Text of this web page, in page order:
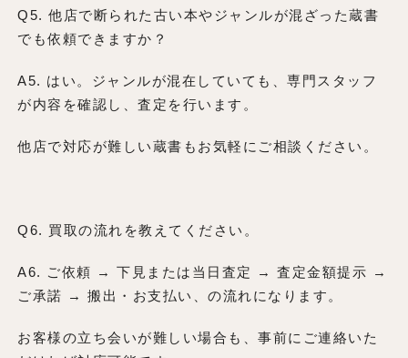
Q5. 他店で断られた古い本やジャンルが混ざった蔵書
でも依頼できますか？
A5. はい。ジャンルが混在していても、専門スタッフ
が内容を確認し、査定を行います。
他店で対応が難しい蔵書もお気軽にご相談ください。
Q6. 買取の流れを教えてください。
A6. ご依頼 → 下見または当日査定 → 査定金額提示 →
ご承諾 → 搬出・お支払い、の流れになります。
お客様の立ち会いが難しい場合も、事前にご連絡いた